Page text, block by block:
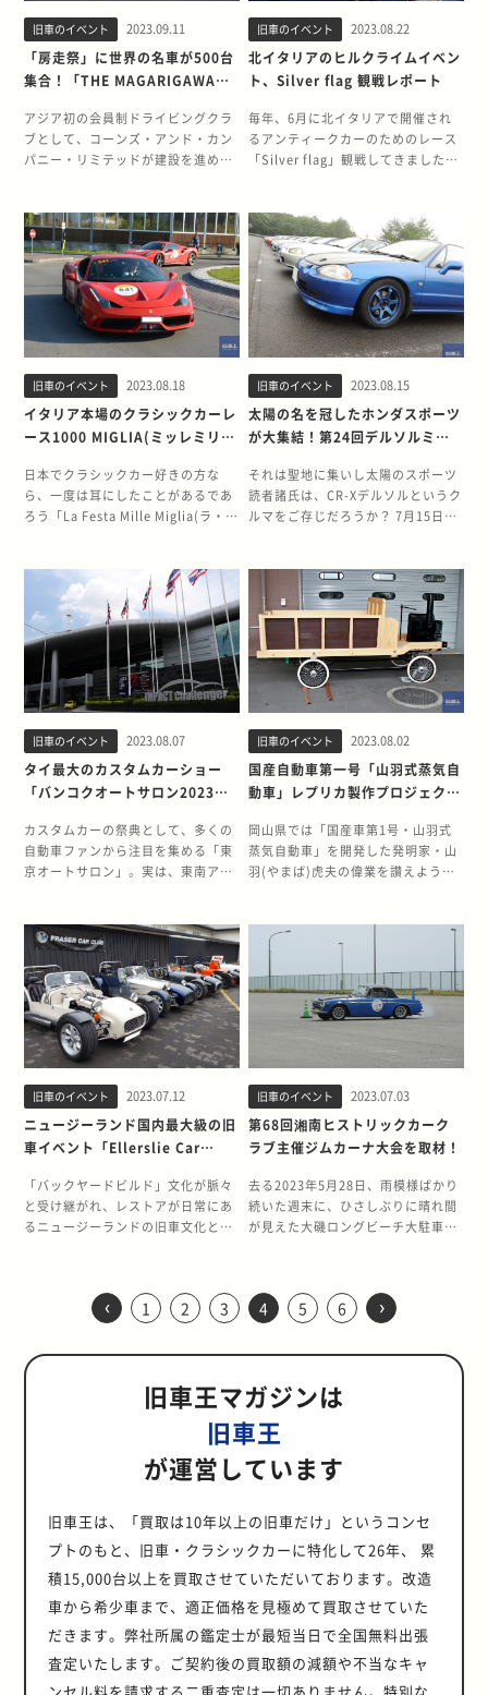
https://www.qsha-
oh.com/historia/article/bangkok-
auto-salon-2023/ ユーザー展示と
規模のカスタムカーイベントと銘打
っているバンコクオートサロンです
が、実際の展示スペースは残念なが
サロンの特徴の1つ、ユーザーによ
る車輌展示という面では本当にアジ
ア最大規模だと思われます。 会場内
の展示スペースはメーカー同等の広
さ 個人所有の車輌展示エリアとして
用意されたスペースには「インフル
エンサー＆カークラブゾーン」と名
付けられ、広さはホンダやマツダと
いったメーカーのエリアとほぼ同等
でした。カスタムカーや90年代JDM
への関心の高さがうかがえます。 展
示されていた車輌からは、日本車に
対するオーナー愛を強く感じまし
た。いかにもデモカーらしい派手な
エアロやホイールを装備しているも
のもありましたが、純正形状を活か
り、展示のためではなく好きだから
所有していることがよくわかりま
す。 オリジナルへのリスペクトを感
じる80スープラ 写真の80型スープ
ラのオーナーは、意外にもまだ若い
ご夫妻でした。ちょうどご来場して
いたためお話を聞くと、「もったい
なくて日常的には乗っていないけ
ど、この型のスープラが大好き。こ
れからも大事に乗っていきたい」と
のこと。80スープラの官能的なボデ
ィラインを崩すことなく、効果的に
した。 屋外展示だけでも見に行く価
値あり バンコクオートサロンでは、
会場外にもユーザー車輌の展示エリ
エリアは、日替わりでテーマが異な
る点が最大の特徴です。広大な駐車
スペースを利用して、ホンダデー、
トヨタデー、車種別ではロータリー
デーなどのテーマに合わせてファン
垂涎のJDMが集まります。母体は各
車種のオーナーズクラブやチューニ
ングショップが中心のようで、展示
車輌を持ち込んでいるオーナーもイ
ベントを楽しんでいる様子でした。
また、開催時間中に車輌の入れ替え
が行われるため、エンジンをかけて
に、オーナーが近くにいれば話を聞
くことも可能で、和気あいあいとし
た雰囲気が漂っていました。 日程の
をいくつか紹介します。 タイで人気
のA31セフィーロ 日産デーでは、
した。タイでも生産されていた車種
で、現在でも入手しやすく人気が高
いようです。カスタマイズとして
は、日本でも定番の2JZエンジンへ
の換装をしている車種が目立ちまし
た。一方で、純正に近い状態のまま
大切に乗っているオーナーも多く、
う1台所有しているほどA31セフィー
ロが好き。タイでは、ドリフトをす
よ」とタイのセフィーロ事情を教え
てくれました。 生粋のVTECファン3
人組 EF型シビック3台で来ていた3
人組は、VTECが大好きで日本にも
来たことがあるそうです。持ち込ま
れていたのは、シャトル、セダン、
元をOZホーイルで固めた車輌が会場
入りする。 スイフトスポーツから
MINI、R35GT-R、フェラーリ テス
タロッサに至るまで。 こうして見て
みると、改めてOZは多くの車輌に本
当によく似合っている。 もちろんそ
れらは各オーナーのチョイスやセン
思う。 レースで培った技術メーカー
そんなOZというメーカーは、1971
年にイタリアで産声を上げた。 シル
ヴァーノ・オゼッラドーレとピエト
ロ・ゼンの2人によって立ち上げら
れ、2人の頭文字をとりOZと名付け
られ、ベネチア近郊の街で創業。 ま
だWRCなどという言葉がない時代
に、ミニクーパーに合金リムのホイ
ールを装着してレースに出場。 当時
のラリーレースにて優勝を飾る。 同
時にバイク用のホイールも開発。 そ
れからはさまざまなレースにおい
て、多くのメーカーの車種に装着し
て積極的にレース活動を展開。 今で
りのオーナー車輌 新車旧車問わず、
車輌本体もさることながら、やはり
履かせるホイールにもこだわりが感
じられる。 こちらのZ32もその1台
だ。 時代感覚もあるのだろうが、こ
の年代のクルマだとどうしても他社
のホイールを入れているイメージが
ある。 ヤリスやインプレッサのよう
なラリー等のベース車輌などにも履
かせるオーナーが多いが、なかには
ホイールが気に入っていて、そのま
まキャリーオーバーで履いている方
をワゴンモデルに入れ替えました
が、その際前のクルマに使っていた
OZホイールが気に入っていたので、
話してくれた。 当然なのかもしれな
いが、OZ以外のホイールが驚くほど
いたのでなければ、唯一Sparcoを
履いて参加していたシトロエン
C4。 もちろん参加OKであるが、ラ
リーベース車輌等がこれだけ参加し
ているのだから、もう少しいても不
思議はなかったのだが、他に姿は見
られなかった。 スカイラウンジ1分
間の攻防 舞台挨拶では1分間アピー
ルタイムとして、協力企業のコメン
の女性ドライバーがOZの製品をアピ
ール。 国産でもこだわりを持って履
いているクルマは少なくないOZホイ
を引いたのは、キャラクターラッピ
ングを施されたクスコジュニアレー
る、赤城ありささんの駆る個体だ。
ュー間も無くまだまだ性能もその良
さも活かしきれていないので、これ
から頑張ってその良さをアピールし
ていきます」と語ってくれた。 こち
らを読まれた方々も、ぜひ暖かく見
スイフトで参加されたのは、特徴の
ある衣装で登場された、ラリードラ
ーのエントリーにOZホイールを履い
て参戦している。 舞台挨拶でも10月
の最終戦にも同車輌でエントリーす
るということで、「応援お願いしま
す」とコメントされていた。 協力会
社の持ち込んだ車輌もまたこだわり
旧車のイベント 2023.09.11
「房走祭」に世界の名車が500台
集合！「THE MAGARIGAWA
アジア初の会員制ドライビングクラ
ブとして、コーンズ・アンド・カン
パニー・リミテッドが建設を進めて
成。 2023年7月29日と30日には、
グランドオープニングイベントとし
て「房走祭」が開催された。 この
「房走祭」のイベント初日に、筆者
も車輌展示を兼ねて参加したので、
その様子をシェアしてみようと思
う。 「THE MAGARIGAWA CLUB」
ー・リミテッドが運営する「THE
MAGARIGAWA CLUB」は、千葉県
南房総市に開業した会員制ドライビ
ングクラブ。 せっかく高性能スポー
ツカーを買っても、その性能を存分
に発揮できない状況にフラストレー
ションを感じていたユーザーは少な
ってはたまらない施設となってい
る。 全長3.5kmのコースは、800m
のストレートに加え、上り20%、下
り16％勾配という峠道のような区間
もあり、コーナー数は22。 標高差は
実に250ｍというユニークさ。 F1サ
ーキットの設計で知られるTilke
Engineers &amp; Architectsによ
るコースデザインは、地形を最大限
に活かしたもの。 世界でも例を見な
いプライベートサーキットとなって
いる。 イベントへのご招待 筆者も
「一度愛車を走らせてみたい！」と
思ったものの、入会費は正会員で
3600万円といわれていた。 そのた
落ちていた。 そんなある日、一通の
メールが届いた。 それは以前、筆者
の愛車であるシトロエン BX 4TCの
撮影でご一緒した方からのメールだ
った。 驚いたのはその内容。 なん
と「THE MAGARIGAWA CLUB」の
オープニングイベントである「房走
祭」で車輌展示をしませんか？とい
うお誘いだった。 訊けば、「ヒルク
ライムドライブ」としてコースを実
際に走行できるとのこと。 しょせん
夢物語だと思っていたスポーツ走行
いなかったので、まさに思ってもい
ない朗報だった。 ただ、ひとつだけ
問題があった。 うちのクルマは車検
だいたのに、なんという不甲斐な
さ。 「あぁ、なんてことだ！」と、
方ないので正直に事情をお話して、
んと積載車についても対応してもら
えるとのこと。 敷地内の走行につい
てはなんら問題はないので、これな
ら参加できるかもしれない。 そこで
「旧車王ヒストリア」のライター仲
に連絡。 すると、その日は予定が空
いているとのこと。 そこで中込さん
私も同乗して現地入りすることにし
た。 予想を超越した天上界 2023年7
月29日のイベント当日、予定通り中
へ向かった。 中込さんと筆者はクル
旧車のイベント 2023.08.22
北イタリアのヒルクライムイベン
ト、Silver flag 観戦レポート
毎年、6月に北イタリアで開催され
るアンティークカーのためのレース
「Silver flag」観戦してきました。
もインタビューすることに成功しま
したので、最後まで楽しんでいただ
けたら嬉しいです。 Silver flagとは
どんなイベント？ 私はこのイベント
の開催地の近くに住んでいます。 1
年間心待ちにしていたのでしょう、
イベントが近づくにつれ、街では地
について会話をしているのが頻繁に
耳に入ってくるようになりました。
地元民からも溺愛されるイベント
「Silver flag」ですが、実際にイベ
ントに行ってみると、北欧やイギリ
ス等の欧州内のさまざまな国から参
加者が募っていました。 イベントに
クラブの主催によって、平原のスト
レートからアスファルトの勾配が生
み出す難易度の高いヘアピンカーブ
でのルートで競い合うヒルクライム
が開催されていました。 しかし
1974年には、20年もの間の続いた
イベントに終止符を打つことに。 そ
こから長い歳月を経て1996年、当時
のヒルクライムを再誕させようと始
まったのが「Silver flag」なので
す。 当イベントはタイムアタックを
競うイベントではなく、レーシング
カーの保存状態と修復度を競う方式
がとられています。 北イタリアの街
「Castell’Arquato (カステッラル
クアート)」を出発し、「Vernasca
約9kmのコースで、このコースをア
ンティークカーたちが例の大きなエ
いきます。 カステッラルクアートも
ヴェルナスカも都市ではなく、非常
レースカーを引き連れてきたのかと
考えると、参加者のイベントへの情
熱、クルマに対する熱意がひしひし
と感じられます。 イベントは毎年3
日間続き、会期中はパーティーなど
も開催されるため、国を超えた参加
きっと一生ものになるのでしょう。
1日目と2日目は展示車輌を間近で見
るチャンス！ さて、イベントの1日
料等一切なく、誰でも気軽に参加で
き、言葉が通じればクルマのオーナ
上述したように、イベントには多国
り取りをしている様子がうかがえま
した。 余談ですが、カステッラルク
アートは中世の町並みがそのまま残
された非常に美しい魅力あふれる街
ですので、観光も楽しめること間違
や、フェラーリレインボー、アバル
トなど、珍しいクルマがあちらこち
ません。 これらのクルマすべてが、
3日目にはレースに参加します。 ま
た、日本ではもしかしたら知名度が
ーも多く参加していました。 ランチ
旧車のイベント 2023.08.18
イタリア本場のクラシックカーレ
ース1000 MIGLIA(ミッレミリ
日本でクラシックカー好きの方な
ら、一度は耳にしたことがあるであ
ろう「La Festa Mille Miglia(ラ・フ
イベントです。 この大会、実は起源
はイタリアにあるってご存知でした
か？ 今回の記事では、そんな本場の
ミッレミリアの歴史や背景、そして
2023年の大会のレポート、ウィキペ
ディアではわからない深堀情報や、
現地の愛好家から聞いた話などをお
過を待っている間に古参のミッレミ
リアファンと仲良くなる 北イタリア
では毎年恒例のこのイベント。
2023年の開催は6月13日〜17日でし
た。 私が住むモデナ地区には、15日
に参加者と参加車が通るということ
で、各街の通過予定時間をインター
で、とりわけクラシックカーが大好
きというわけではない一般人も、地
元のお祭りのような感覚で見物に行
くほどの知名度です。 家の近くの大
通りでクルマの群れの通過を待って
いたのですが…なかなか来ない…。
時刻は18:00を過ぎていましたが、
夏の日照時間の長いイタリアではま
だまだ日中のような強い日差しが照
りつけており、気温は27度。 直射日
光の下、私と同じようにクルマを持
っている地元のみなさんと「暑いで
すね〜」「今年は結構遅れています
ね〜」と立ち話をしているうちに、
隣で待っていた方と仲良くなりまし
うです。 今年もちょっと良いカメラ
を片手にクラシックカーの通過を待
楽しみにしているとのこと。 私が
「日本語でミッレミリアの記事を書
きたいんです」と言うと、「ミッレ
ミリアのことなら俺に何でも聞き
な〜。もう長年見てきているから
ね」と言ってくださいました。 とい
ここ数年なぜか開催日に毎年雨が降
るというジンクスがあり、「オープ
ンカーに乗っている人たちはずぶ濡
れになってかわいそうだった。今年
はせめて晴れて良かった」とのこと
でした ■現地の古参ファンによるミ
ッレミリア歴史解説 「もともとのミ
ッレミリアは、スピードを競う本気
旧車のイベント 2023.08.15
太陽の名を冠したホンダスポーツ
が大集結！第24回デルソルミー
それは聖地に集いし太陽のスポーツ
読者諸氏は、CR-Xデルソルというク
ルマをご存じだろうか？ 7月15日、
の駐車場にて「デルソルもてぎミー
ティング」が開催された。 今年で24
回目となる同イベントは、同車輌の
有志たちにより運営される単一車種
のイベントだ。 CR-Xデルソルは名
前の通り、ホンダバラードスポーツ
CR-Xの末裔のモデルだ。 とはいい
ククーペであった歴代モデルとは一
線を画し、それまでとは全く違った
スタイリングのオープンカーとして
1992年3月にデビューをする。 登場
したクルマは、トランストップとい
うタルガトップのような屋根がピラ
ーを飛び越えてトランクに収納され
ックであったがゆえに賛否両論の物
議を醸したが、北米を中心にファン
が今でも少なくない。 そんなデル
ソルの、他にはない唯一無二の魅力
に惹かれたオーナーたちが集まり、
た、毎回デルソルに携わった設計者
やデザイナー等を招待。 今だから語
れる誕生時の知られざる話や、さま
ざまなこぼれ話を披露する。 この日
も、繁氏と川田氏がクルマのデザイ
ンそのものに関する、ある意味ぶっ
ちゃけたお話をコレクションホール
のHONDA職員の顔色を伺いつつ語
られていた。 ▲登壇する川田氏(左)
ソル 会場には20台を超える車輌が
参加していたが、モデファイドした
なか、特出したクルマがいた。 2桁
ナンバー(現行のような3桁の数字や
アルファベットでなく、品川56とか
で始まるナンバーのこと)を持つこれ
らのクルマは、そのデビュー当時よ
り1人のオーナーが30年近くも付き
長い月日の間にはさまざまなドラマ
がある。 シルバーの個体のオーナー
は、デビューした年に即購入のハン
コを付いて手に入れたという。 その
当時は、まだEF8ことサイバーCR-X
も新車で買えたということだが、あ
えて新型であるデルソルにしたとい
う。 それから30年25万kmを超える
旧車のイベント 2023.08.07
タイ最大のカスタムカーショー
「バンコクオートサロン2023」
た
カスタムカーの祭典として、多くの
自動車ファンから注目を集める「東
京オートサロン」。実は、東南アジ
スタムカーイベントがあるのをご存
じでしょうか。2023年も「バンコク
オートサロン2023」として、
6/28〜7/2の5日間にわたりバンコク
近郊のインパクトチャレンジャーホ
ールで開催されていました。 東京オ
ートサロンとのつながりも深い、バ
イのカスタムカー事情や日本車人気
とともに紹介します。 10年以上の歴
史を誇るバンコクオートサロン バン
は、10年以上も前にさかのぼりま
す。初開催は2012年「バンコク・イ
ンターナショナル・オートサロン
クオートサロンはコロナ禍で中止期
間もありましたが、基本的に毎年開
加え、ホイールや足回り、エアロな
どのチューニングパーツメーカーも
数多く出展。半分旅行気分でバンコ
クを訪れている特別感を抜きにして
も、単純に自動車ファンとして楽し
める充実したモーターショーでし
された、2023年のバンコクオートサ
ロンの概要を紹介します。 展示車輌
の多くが日本車 会場奥の広いスペー
スを確保していたのは、トヨタ、ホ
本の自動車メーカーです。さらに、
東京オートサロン2023の出展車輌の
一部も船便ではるばる海を超え、バ
旧車のイベント 2023.08.02
国産自動車第一号「山羽式蒸気自
動車」レプリカ製作プロジェクト
岡山県では「国産車第1号・山羽式
蒸気自動車」を開発した発明家・山
羽(やまば)虎夫の偉業を讃えようと
されてちょうど120年を迎える。 旧
車王ヒストリアでは、昨年2022年に
岡山商科大学附属高等学校 自動車科
のみなさんが製作した、山羽式蒸気
自動車のレプリカ製作を取材。 今回
はその続編として、最新トピックス
をお届けする。 日本最古の自動車・
動車は、日本最古の自動車だ。 開発
者の山羽虎夫は、1874(明治7)年に
岡山県で生まれた。 1895(明治28)
商店街あたり)に山羽電機工場を開
業。 1904(明治37)年、29歳のとき
日本で初めて蒸気自動車を開発して
家・森房三と楠健太郎からの依頼
で、10人乗りの「乗合バス」を開発
1904(明治37)年5月7日。 試走ルー
トは表町から京橋を経て、旭川の土
手道を走って新岡山港近くまで、約
には至らなかったが、この偉業は国
2022年11月、山羽虎夫は日本自動
車殿堂(Japan Automotive Hall of
Fame)、略称JAHFA(ジャファ)への
殿堂入りを果たした。 120年近くの
のだ。 ▲当時の沿道には試走を一目
見ようと大勢のギャラリーが詰めか
けたと伝えられている ▲有志団体
旧車のイベント 2023.07.12
ニュージーランド国内最大級の旧
車イベント「Ellerslie Car
「バックヤードビルド」文化が脈々
と受け継がれ、レストアが日常にあ
るニュージーランドの旧車文化とは
オークランドにて開催された旧車イ
ベントをレポートしたい。 4月下旬
Time)を終え、日照時間が短くな
り、落ち葉が地面を美しく彩り始め
る季節。 いわば日本の10月頃だと思
えばよいだろう。 会場のところどこ
ろに出店した、コーヒーや軽食のフ
ードトラックの前には行列ができ、
のどかな時間が過ぎる秋のフェステ
が、雨がぱらついたのも一瞬で、奥
を食べたころには晴れ間がのぞくな
ど、十分に合格点を与えられる天気
だった。 なお、今回の記事において
は、定義が曖昧な「クラシックカ
ー」、「ネオヒストリックカー」な
どといった呼称をあえて使わず、全
編を通じて「旧車」と表現させてい
旧車のイベント 2023.07.03
第68回湘南ヒストリックカーク
ラブ主催ジムカーナ大会を取材！
去る2023年5月28日、雨模様ばかり
続いた週末に、ひさしぶりに晴れ間
が見えた大磯ロングビーチ大駐車場
ムカーナ。駐車場に設置されたパイ
ロンの間をすり抜けて疾走するの
りである。 ■1980年代から続くカ
ブ(以下SHCC)のイベントの歴史は
旧く、もう40年近くも開催されてい
る。 年2回、この大磯ロングビーチ
の駐車場を借りておこなわれてきた
が、このコロナ禍で何度も規模や開
くされ、イベント継続が危ぶまれた
とができたのは、主催者や参加者の
熱意が支えてきたといっていい。 こ
の日も国産、外車問わず、またレー
ス競技とは無縁そうな市販車から本
物のフォーミュラーカーまで、数多
くの車輌が参加していた。 SHCCジ
ムカーナへの参加資格は、1969年ま
‹ 1 2 3 4 5 6 ›
旧車王マガジンは
旧車王
が運営しています
旧車王は、「買取は10年以上の旧車だけ」というコンセ
プトのもと、旧車・クラシックカーに特化して26年、 累
積15,000台以上を買取させていただいております。改造
車から希少車まで、適正価格を見極めて買取させていた
だきます。弊社所属の鑑定士が最短当日で全国無料出張
査定いたします。ご契約後の買取額の減額や不当なキャ